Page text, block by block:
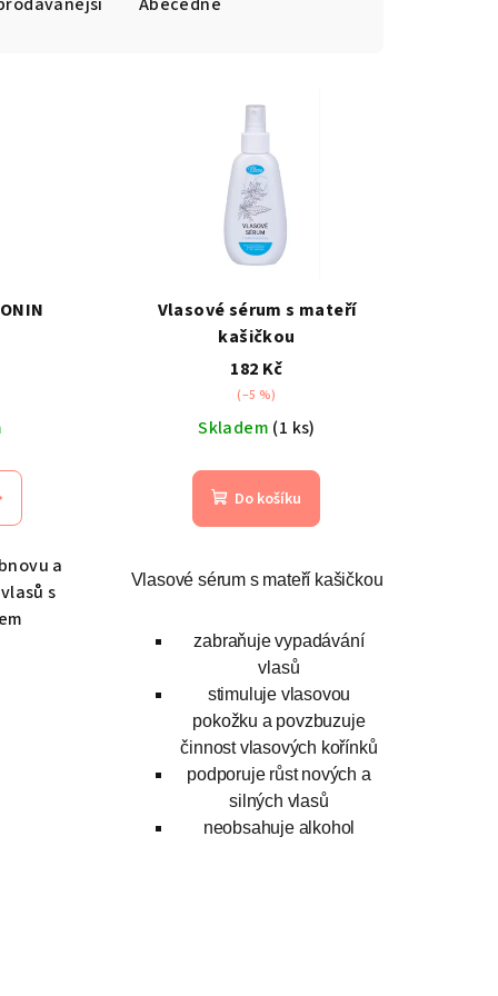
a
s
Vlasové sérum s mateří
kašičkou
182 Kč
(–5 %)
Skladem (1 ks)
Do košíku
Vlasové sérum s mateří kašičkou
zabraňuje vypadávání
vlasů
stimuluje vlasovou
pokožku a povzbuzuje
činnost vlasových kořínků
podporuje růst nových a
silných vlasů
neobsahuje alkohol